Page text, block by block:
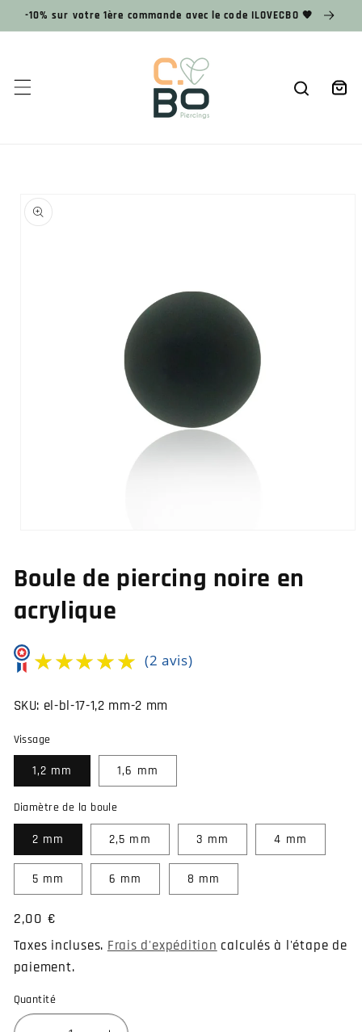
passer
au
-10% sur votre 1ère commande avec le code ILOVECBO 🧡
Panier
produits
1
dans
fenêtre
modale
Boule de piercing noire en
acrylique
★★★★★
★★★★★ (2 avis)
SKU: el-bl-17-1,2 mm-2 mm
Vissage
1,2 mm 1,6 mm
Diamètre de la boule
2 mm 2,5 mm 3 mm 4 mm
5 mm 6 mm 8 mm
Prix
habituel
2,00 €
Taxes incluses. Frais d'expédition calculés à l'étape de
paiement.
Quantité